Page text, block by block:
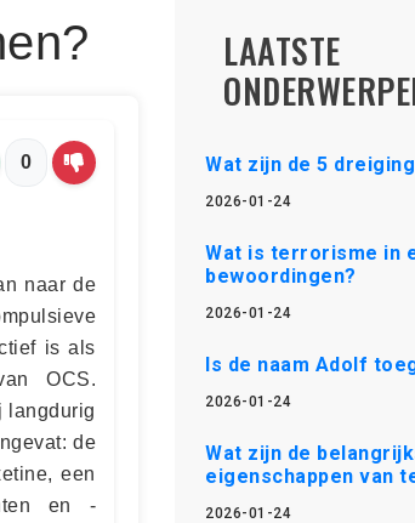
0
naar de
is als
OCS.
langdurig
de
een
en -
LAATSTE
Wat zijn de 5
2026-01-24
Wat is terrorisme in
bewoordingen?
2026-01-24
Is de naam Adolf
2026-01-24
Wat zijn de
eigenschappen van
2026-01-24